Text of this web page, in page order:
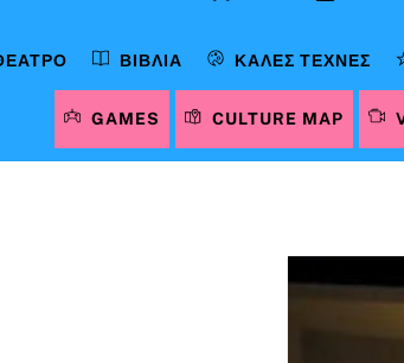
ΒΙΒΛΊΑ ΚΑΛΈΣ ΤΈΧΝΕΣ
GAMES CULTURE MAP